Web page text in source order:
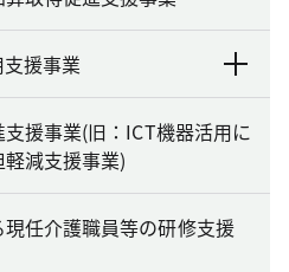
援事業
援事業(旧：ICT機器活用に
減支援事業)
任介護職員等の研修支援